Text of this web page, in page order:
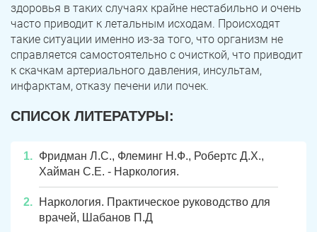
здоровья в таких случаях крайне нестабильно и очень
часто приводит к летальным исходам. Происходят
такие ситуации именно из-за того, что организм не
справляется самостоятельно с очисткой, что приводит
к скачкам артериального давления, инсультам,
инфарктам, отказу печени или почек.
СПИСОК ЛИТЕРАТУРЫ:
Фридман Л.С., Флеминг Н.Ф., Робертс Д.Х.,
Хайман С.Е. - Наркология.
Наркология. Практическое руководство для
врачей, Шабанов П.Д
Коркино Кыштым
Южноуральск Сатка
Чебаркуль Снежинск
Троицк Озерск
Златоуст Магнитогорск